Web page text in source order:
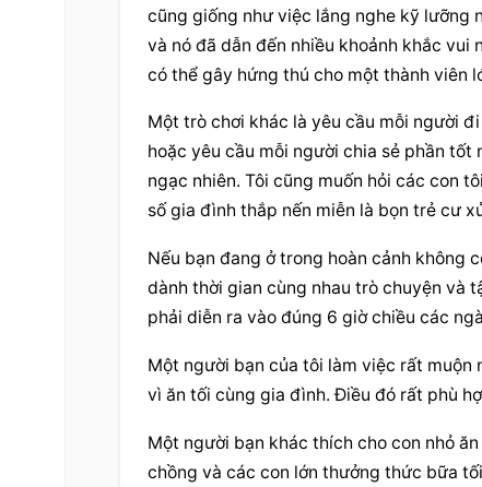
cũng giống như việc lắng nghe kỹ lưỡng
và nó đã dẫn đến nhiều khoảnh khắc
có thể gây hứng thú cho một thành viên
Một trò chơi khác là yêu cầu mỗi người
hoặc yêu cầu mỗi người chia sẻ phần
ngạc nhiên. Tôi cũng muốn hỏi các con
số gia đình thắp nến miễn là bọn trẻ cư
Nếu bạn đang ở trong hoàn cảnh không
dành thời gian cùng nhau trò chuyện và
phải diễn ra vào đúng 6 giờ chiều các
Một người bạn của tôi làm việc rất muộn
vì ăn tối cùng gia đình. Điều đó rất phù
Một người bạn khác thích cho con nhỏ
chồng và các con lớn thưởng thức bữa